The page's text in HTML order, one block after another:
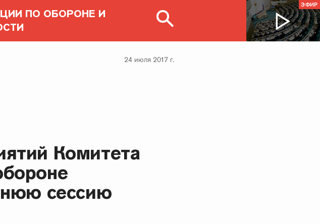
ПО ОБОРОНЕ И
ЭФИР
Комитета
сессию
24 июля 2017 г.